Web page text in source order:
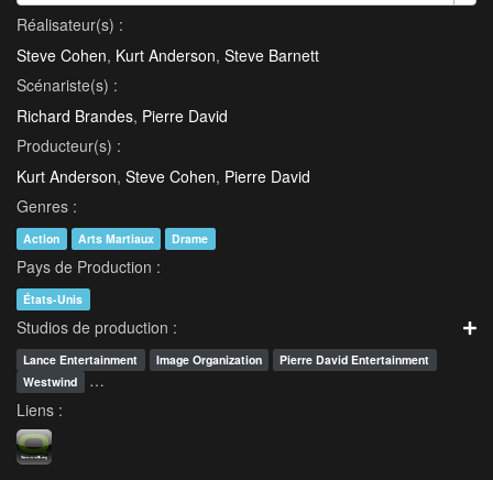
Réalisateur(s) :
Steve Cohen, Kurt Anderson, Steve Barnett
Scénariste(s) :
Richard Brandes, Pierre David
Producteur(s) :
Kurt Anderson, Steve Cohen, Pierre David
Genres :
Action Arts Martiaux Drame
Pays de Production :
États-Unis
Studios de production :
Lance Entertainment Image Organization
Pierre David Entertainment
Westwind
…
Liens :